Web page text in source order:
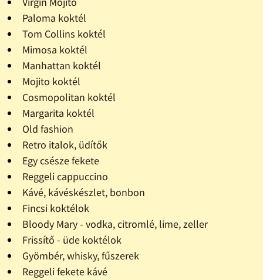
Paloma koktél
Tom Collins koktél
Mimosa koktél
Manhattan koktél
Mojito koktél
Cosmopolitan koktél
Margarita koktél
Old fashion
Retro italok, üdítők
Egy csésze fekete
Reggeli cappuccino
Kávé, kávéskészlet, bonbon
Fincsi koktélok
Bloody Mary - vodka, citromlé, lime, zeller
Frissítő - üde koktélok
Gyömbér, whisky, fűszerek
Reggeli fekete kávé